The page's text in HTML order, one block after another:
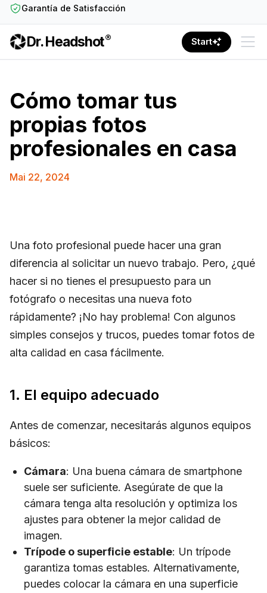
Garantía de Satisfacción
Dr. Headshot® Start
Cómo tomar tus
propias fotos
profesionales en casa
Mai 22, 2024
Una foto profesional puede hacer una gran
diferencia al solicitar un nuevo trabajo. Pero, ¿qué
hacer si no tienes el presupuesto para un
fotógrafo o necesitas una nueva foto
rápidamente? ¡No hay problema! Con algunos
simples consejos y trucos, puedes tomar fotos de
alta calidad en casa fácilmente.
1. El equipo adecuado
Antes de comenzar, necesitarás algunos equipos
básicos:
Cámara: Una buena cámara de smartphone
suele ser suficiente. Asegúrate de que la
cámara tenga alta resolución y optimiza los
ajustes para obtener la mejor calidad de
imagen.
Trípode o superficie estable: Un trípode
garantiza tomas estables. Alternativamente,
puedes colocar la cámara en una superficie